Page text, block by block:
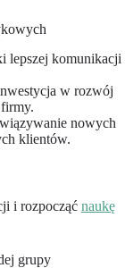
lepszej komunikacji
w rozwój
nowych
klientów.
i rozpocząć naukę
grupy